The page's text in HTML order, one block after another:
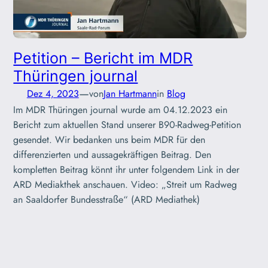
Petition – Bericht im MDR
Thüringen journal
Dez 4, 2023—vonJan Hartmannin Blog
Im MDR Thüringen journal wurde am 04.12.2023 ein
Bericht zum aktuellen Stand unserer B90-Radweg-Petition
gesendet. Wir bedanken uns beim MDR für den
differenzierten und aussagekräftigen Beitrag. Den
kompletten Beitrag könnt ihr unter folgendem Link in der
ARD Mediakthek anschauen. Video: „Streit um Radweg
an Saaldorfer Bundesstraße“ (ARD Mediathek)